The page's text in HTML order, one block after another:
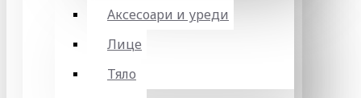
Аксесоари и уреди
Лице
Тяло